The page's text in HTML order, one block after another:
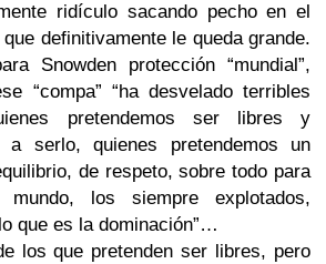
ridículo sacando pecho en el
definitivamente le queda grande.
Snowden protección “mundial”,
“compa” “ha desvelado terribles
pretendemos ser libres y
a serlo, quienes pretendemos un
de respeto, sobre todo para
mundo, los siempre explotados,
que es la dominación”…
los que pretenden ser libres, pero